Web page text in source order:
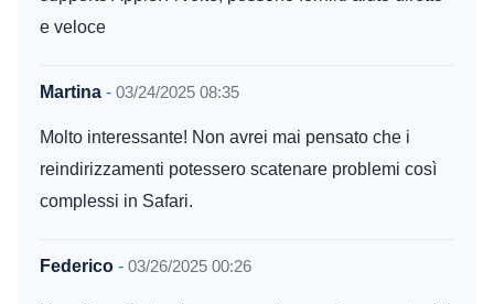
e veloce
Martina - 03/24/2025 08:35
Molto interessante! Non avrei mai pensato che i
reindirizzamenti potessero scatenare problemi così
complessi in Safari.
Federico - 03/26/2025 00:26